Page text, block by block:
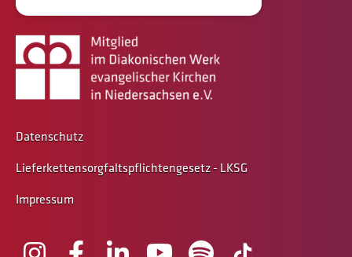
Datenschutz
Lieferkettensorgfaltspflichtengesetz - LKSG
Impressum